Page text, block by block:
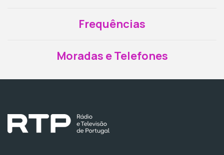
Frequências
Moradas e Telefones